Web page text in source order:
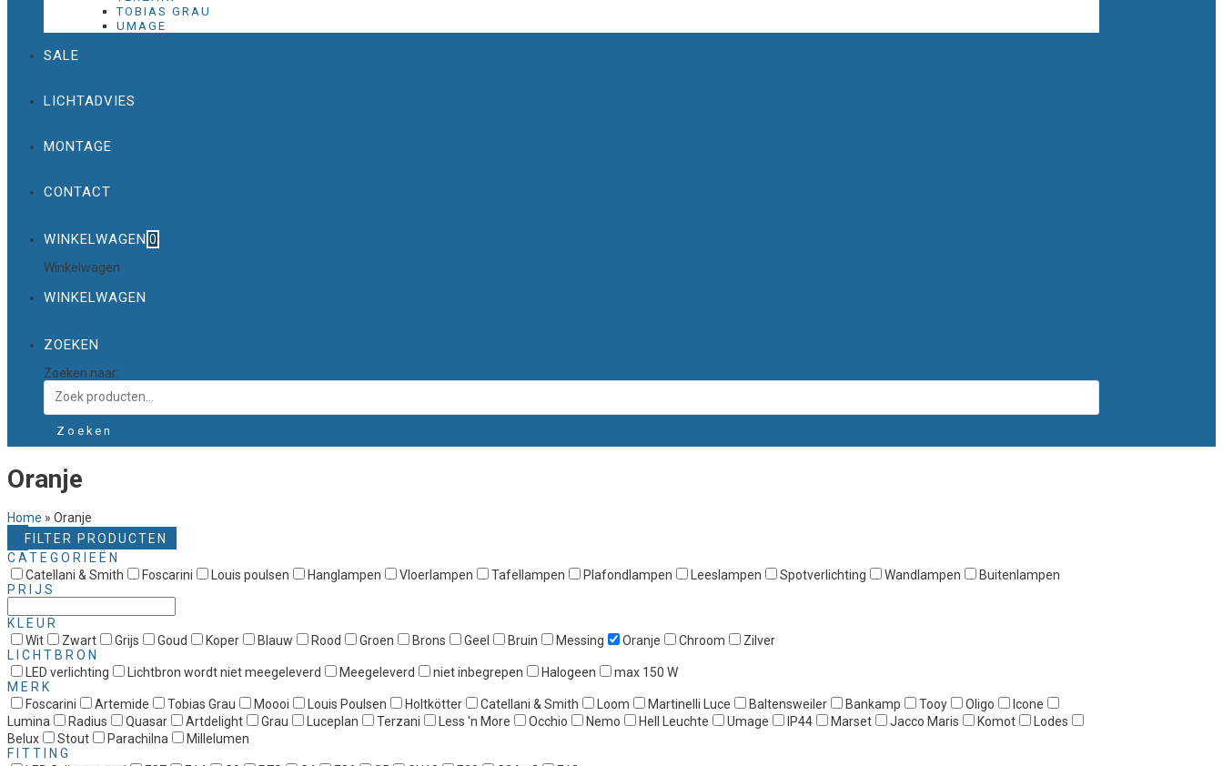
TOBIAS GRAU
UMAGE
SALE
LICHTADVIES
MONTAGE
CONTACT
WINKELWAGEN 0
Winkelwagen
WINKELWAGEN
ZOEKEN
Zoeken naar:
Zoeken
Oranje
Home » Oranje
FILTER PRODUCTEN
CATEGORIEËN
Catellani & Smith
Foscarini Louis poulsen Hanglampen Vloerlampen Tafellampen Plafondlampen Leeslampen Spotverlichting Wandlampen
Buitenlampen
PRIJS
KLEUR
Wit
Zwart Grijs Goud Koper Blauw Rood Groen Brons Geel Bruin Messing Oranje Chroom
Zilver
LICHTBRON
LED verlichting
Lichtbron wordt niet meegeleverd Meegeleverd niet inbegrepen Halogeen
max 150 W
MERK
Foscarini
Artemide Tobias Grau Moooi Louis Poulsen Holtkötter Catellani & Smith Loom Martinelli Luce Baltensweiler Bankamp Tooy Oligo
Icone
Lumina
Radius Quasar Artdelight Grau Luceplan Terzani Less 'n More Occhio Nemo Hell Leuchte Umage IP44 Marset Jacco Maris Komot
Lodes
Belux
Stout Parachilna
Millelumen
FITTING